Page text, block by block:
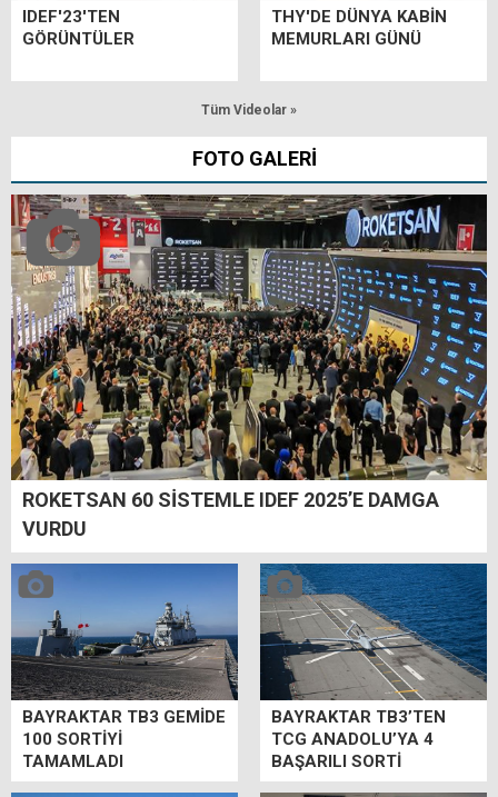
IDEF'23'TEN
GÖRÜNTÜLER
THY'DE DÜNYA KABİN
MEMURLARI GÜNÜ
Tüm Videolar »
FOTO GALERİ
ROKETSAN 60 SİSTEMLE IDEF 2025’E DAMGA
VURDU
BAYRAKTAR TB3 GEMİDE
100 SORTİYİ
TAMAMLADI
BAYRAKTAR TB3’TEN
TCG ANADOLU’YA 4
BAŞARILI SORTİ